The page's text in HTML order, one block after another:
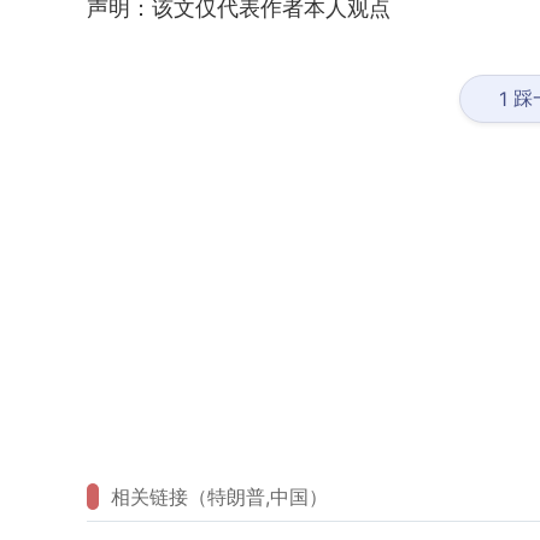
声明：该文仅代表作者本人观点
1 踩
相关链接（特朗普,中国）